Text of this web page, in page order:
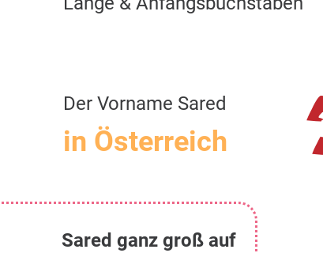
Der Vorname Sared
in Österreich
Sared ganz groß auf